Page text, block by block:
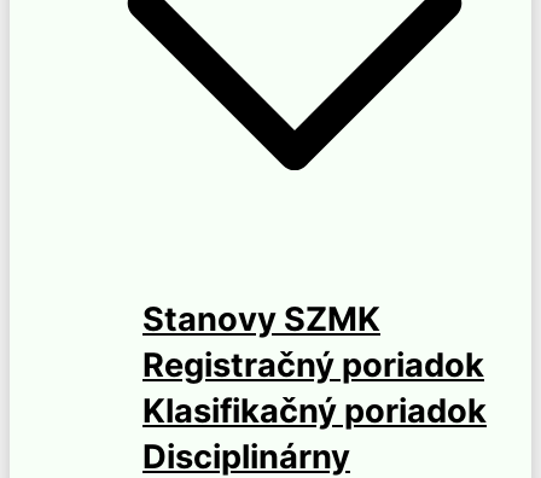
Stanovy SZMK
Registračný poriadok
Klasifikačný poriadok
Disciplinárny